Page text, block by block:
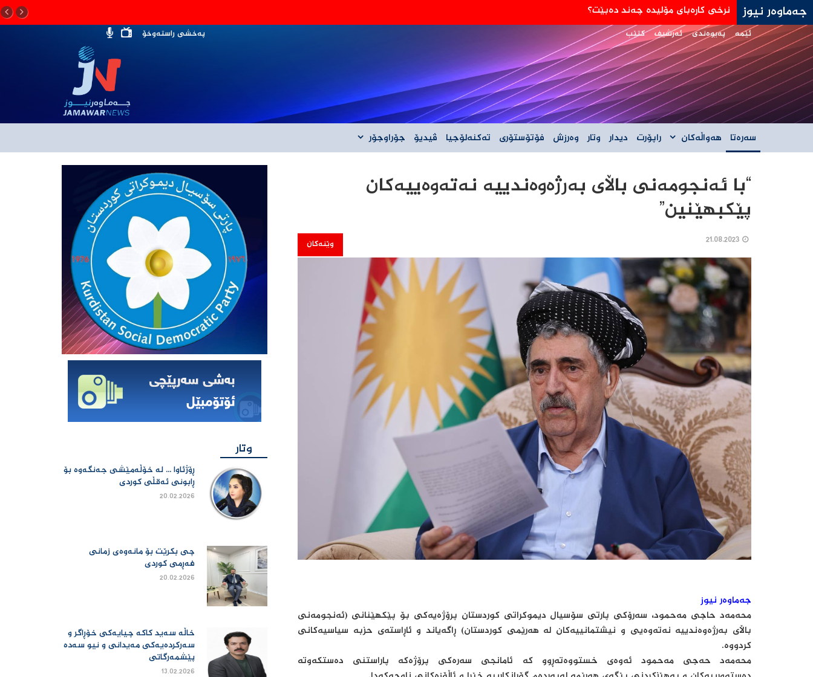
جەماوەر نیوز جه‌ی دی ڤانس: هێڵی سورمان له‌دانوستانه‌كان له‌گه‌ڵ ئێران نیه‌
ئێمە پەیوەندی ئەرشیف کتێب پەخشی راستەوخۆ
سەرەتا هەواڵەکان راپۆرت دیدار وتار وەرزش فۆتۆستۆری تەکنەلۆجیا ڤیدیۆ جۆراوجۆر
“با ئەنجومەنی باڵای بەرژەوەندییە نەتەوەییەکان
پێکبهێنین”
وێنەکان
جەماوەر نیوز
محەمەد حاجی مەحمود، سەرۆكی پارتی سۆسیال دیموكراتی كوردستان پرۆژەیەكی بۆ پێكهێنانی (ئەنجومەنی
باڵای بەرژەوەندییە نەتەوەیی و نیشتمانییەكان لە هەرێمی كوردستان) ڕاگەیاند و ئاڕاستەی حزبە سیاسیەكانی
كردووە.
محەمەد حەجی مەحمود ئەوەی خستووەتەڕوو کە ئامانجی سەرەکی پرۆژەکە پاراستنی دەستکەوتە
وتار
ڕۆژئاوا ... لە خۆڵەمێشی جەنگەوە بۆ
ڕابونی ئەقڵی کوردی
20.02.2026
چی بكرێت بۆ مانەوەی زمانی
فەڕمی كوردی
20.02.2026
خاڵە سەید کاکە چیایەکی خۆڕاگر و
سەرکردەیەکی مەیدانی و نیو سەدە
پێشمەرگاتی
13.02.2026